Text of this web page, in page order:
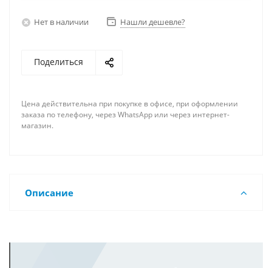
Нет в наличии Нашли дешевле?
Поделиться
Цена действительна при покупке в офисе, при оформлении
заказа по телефону, через WhatsApp или через интернет-
магазин.
Описание